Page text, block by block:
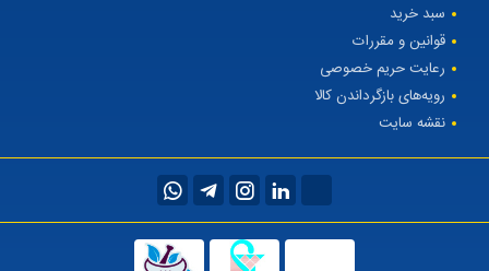
سبد خرید
قوانین و مقررات
رعایت حریم خصوصی
رویه‌های بازگرداندن کالا
نقشه سایت